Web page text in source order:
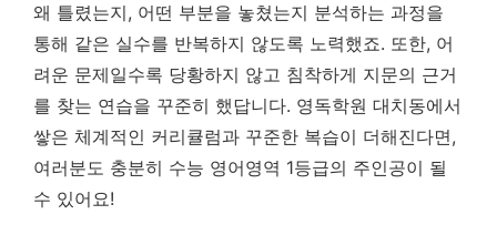
왜 틀렸는지, 어떤 부분을 놓쳤는지 분석하는 과정을
통해 같은 실수를 반복하지 않도록 노력했죠. 또한, 어
려운 문제일수록 당황하지 않고 침착하게 지문의 근거
를 찾는 연습을 꾸준히 했답니다. 영독학원 대치동에서
쌓은 체계적인 커리큘럼과 꾸준한 복습이 더해진다면,
여러분도 충분히 수능 영어영역 1등급의 주인공이 될
수 있어요!